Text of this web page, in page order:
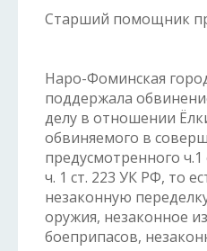
Старший помощник
А.Н.
Наро-Фоминская
поддержала
делу в отношении
обвиняемого в
предусмотренного ч.1
ч. 1 ст. 223 УК РФ, то
незаконную
оружия, незаконное
боеприпасов,